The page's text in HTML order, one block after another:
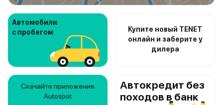
Автомобили
с пробегом
Купите новый TENET
онлайн и заберите у
дилера
Скачайте приложение
Autospot
Автокредит без
походов в банк